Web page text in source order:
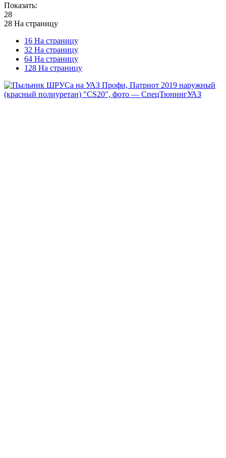
Показать:
28
28 На страницу
16 На страницу
32 На страницу
64 На страницу
128 На страницу